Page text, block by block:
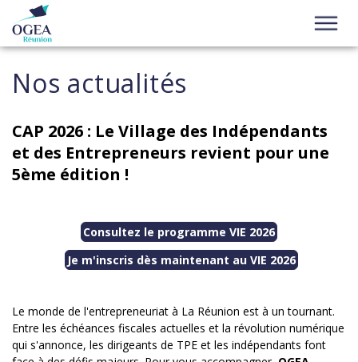
Nos actualités
CAP 2026 : Le Village des Indépendants
et des Entrepreneurs revient pour une
5ème édition !
Consultez le programme VIE 2026
Je m'inscris dès maintenant au VIE 2026
Le monde de l'entrepreneuriat à La Réunion est à un tournant.
Entre les échéances fiscales actuelles et la révolution numérique
qui s'annonce, les dirigeants de TPE et les indépendants font